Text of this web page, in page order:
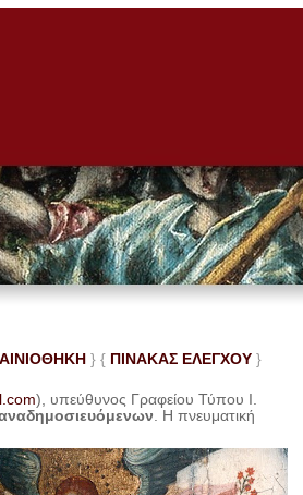
} { ΠΙΝΑΚΑΣ ΕΛΕΓΧΟΥ}
), υπεύθυνος Γραφείου Τύπου Ι.
. Ηπνευματική